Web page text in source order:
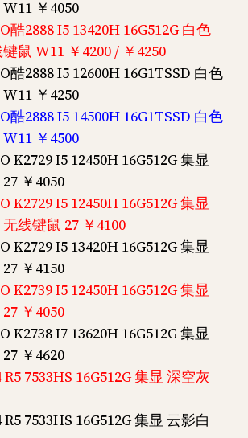
￥4050
2888 I5 13420H 16G512G 白色
鼠 W11 ￥4200 / ￥4250
酷2888 I5 12600H 16G1TSSD 白色
￥4250
酷2888 I5 14500H 16G1TSSD 白色
￥4500
K2729 I5 12450H 16G512G 集显
￥4050
K2729 I5 12450H 16G512G 集显
线键鼠 27 ￥4100
K2729 I5 13420H 16G512G 集显
￥4150
K2739 I5 12450H 16G512G 集显
￥4050
K2738 I7 13620H 16G512G 集显
￥4620
7533HS 16G512G 集显 深空灰
7533HS 16G512G 集显 云影白